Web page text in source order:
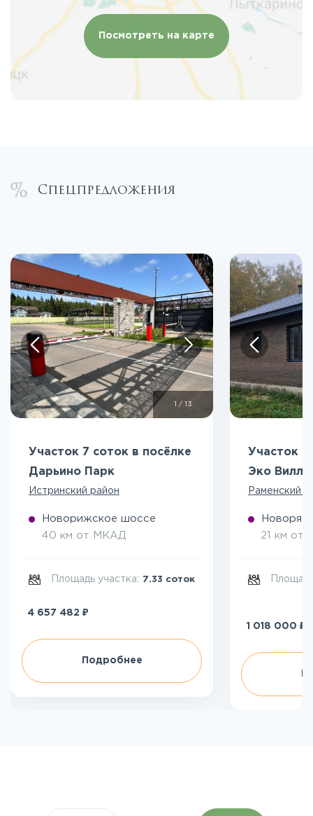
Посмотреть на карте
Спецпредложения
/ 13
Участок 7 соток в посёлке
Дарьино Парк
Истринский район
Новорижское шоссе
40 км от МКАД
Площадь участка: 7.33 соток
4 657 482 ₽
Подробнее
Участок 5
Эко
Раменский
21 км от
1 018 000 ₽